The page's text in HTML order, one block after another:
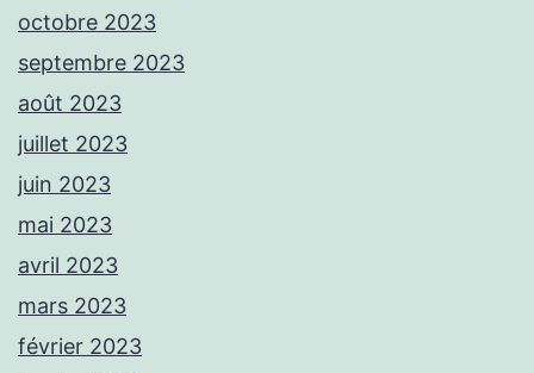
octobre 2023
septembre 2023
août 2023
juillet 2023
juin 2023
mai 2023
avril 2023
mars 2023
février 2023